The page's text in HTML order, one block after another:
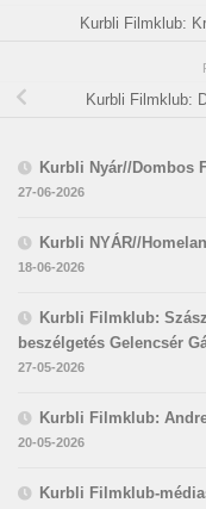
Kurbli Filmklub:
Kurbli Filmklub:
Kurbli Nyár//Dombos
27-06-2026
Kurbli NYÁR//
18-06-2026
Kurbli Filmklub:
beszélgetés Gelencsér
27-05-2026
Kurbli Filmklub:
20-05-2026
Kurbli Filmklub-